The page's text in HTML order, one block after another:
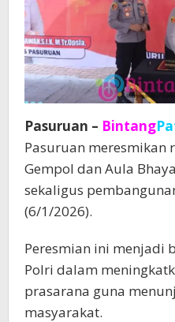
Pasuruan – Bintang
Pasuruan meresmikan
Gempol dan Aula
sekaligus
(6/1/2026).
Peresmian ini menjadi
Polri dalam
prasarana guna
masyarakat.